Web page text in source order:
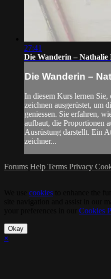
27:41
Die Wanderin – Nathalie
Die Wanderin –
In diesem Kurs lernen
zeichnen ausgerüstet, um
geniessen. Sie erfahren,
aufbaut, die Proportionen
Ausrüstung darstellt. Ein
zeichner...
Forums Help Terms Privacy
cookies
Cookies
Okay
×